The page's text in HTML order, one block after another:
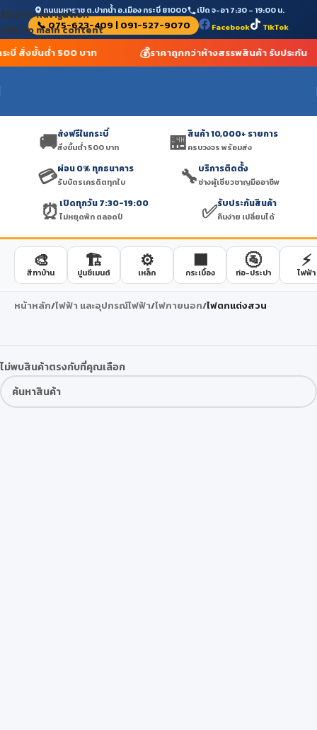
Skip to navigation
Skip to main content
ถนนมหาราช ต.ปากน้ำ อ.เมือง กระบี่ 81000 เปิด จ-อา 7:30 – 19:00 น.
📞 075-623-409 | 091-527-9070 Facebook TikTok
ะบี่ สั่งขั้นต่ำ 500 บาท 💰ราคาถูกกว่าห้างสรรพสินค้า รับประกัน
🚚ส่งฟรีในกระบี่
สั่งขั้นต่ำ 500 บาท 🏪สินค้า 10,000+ รายการ
ครบวงจร พร้อมส่ง
💳ผ่อน 0% ทุกธนาคาร
รับบัตรเครดิตทุกใบ 🔧บริการติดตั้ง
ช่างผู้เชี่ยวชาญมืออาชีพ
⏰ เปิดทุกวัน 7:30-19:00
ไม่หยุดพัก ตลอดปี ✅รับประกันสินค้า
คืนง่าย เปลี่ยนได้
🎨
สีทาบ้าน
🏗️
ปูนซีเมนต์
⚙️
เหล็ก
🟫
กระเบื้อง
🚰
ท่อ-ประปา
⚡
ไฟฟ้า
หน้าหลัก/ไฟฟ้า และอุปกรณ์ไฟฟ้า/ไฟภายนอก/ไฟตกแต่งสวน
ไม่พบสินค้าตรงกับที่คุณเลือก